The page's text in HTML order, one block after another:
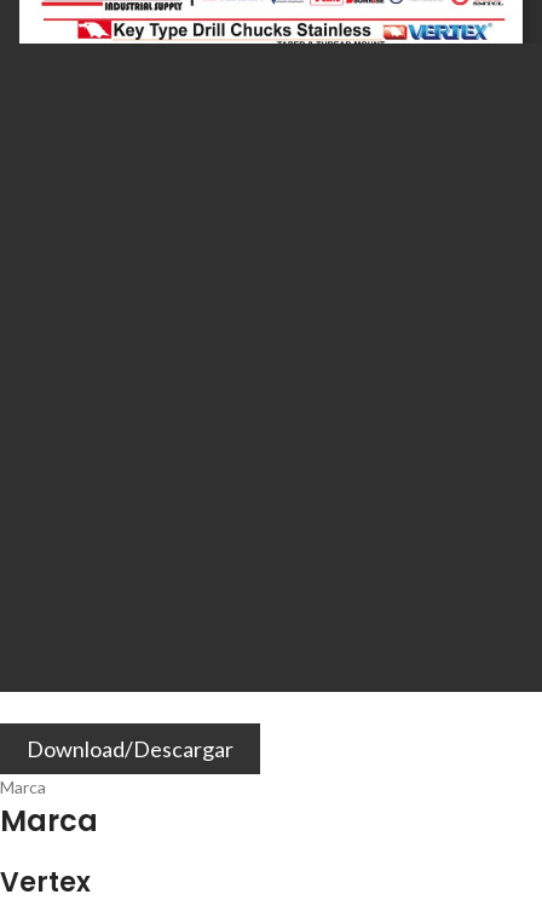
Download/Descargar
Marca
Marca
Vertex